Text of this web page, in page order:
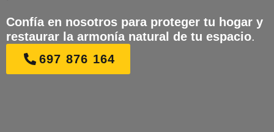
Confía en nosotros para proteger tu hogar y
restaurar la armonía natural de tu espacio.
697 876 164